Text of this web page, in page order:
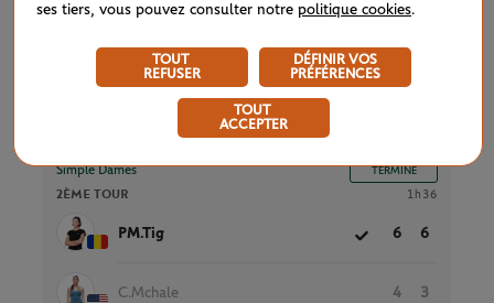
K.Krawietz (8)
6
2
Simple Dames TERMINÉ
2ÈME TOUR 1h36
PM.Tig 6 6
C.Mchale 4 3
ses tiers, vous pouvez consulter notre politique cookies.
TOUT
REFUSER
DÉFINIR VOS
PRÉFÉRENCES
TOUT
ACCEPTER